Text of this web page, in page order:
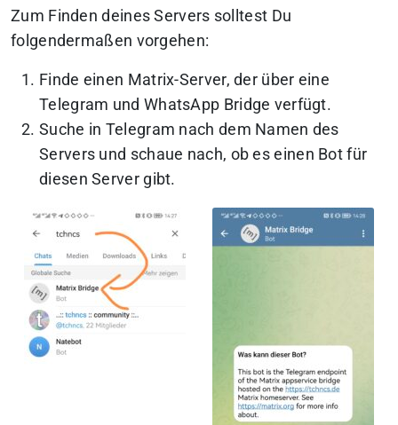
Zum Finden deines Servers solltest Du
folgendermaßen vorgehen:
Finde einen Matrix-Server, der über eine
Telegram und WhatsApp Bridge verfügt.
Suche in Telegram nach dem Namen des
Servers und schaue nach, ob es einen Bot für
diesen Server gibt.